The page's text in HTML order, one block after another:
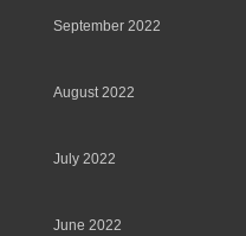
September 2022
August 2022
July 2022
June 2022